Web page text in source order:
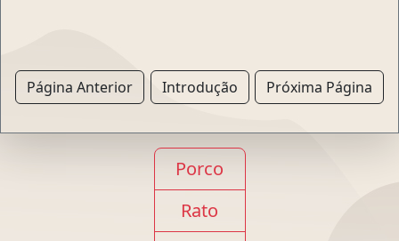
Página Anterior Introdução Próxima Página
Porco
Rato